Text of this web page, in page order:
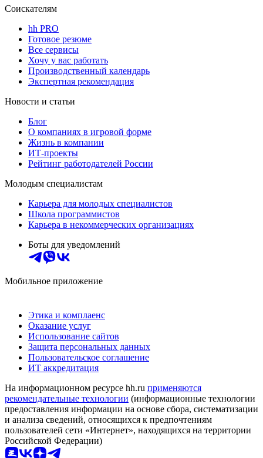
Соискателям
hh PRO
Готовое резюме
Все сервисы
Хочу у вас работать
Производственный календарь
Экспертная рекомендация
Новости и статьи
Блог
О компаниях в игровой форме
Жизнь в компании
ИТ-проекты
Рейтинг работодателей России
Молодым специалистам
Карьера для молодых специалистов
Школа программистов
Карьера в некоммерческих организациях
Боты для уведомлений
Мобильное приложение
Этика и комплаенс
Оказание услуг
Использование сайтов
Защита персональных данных
Пользовательское соглашение
ИТ аккредитация
На информационном ресурсе hh.ru применяются
рекомендательные технологии (информационные технологии
предоставления информации на основе сбора, систематизации
и анализа сведений, относящихся к предпочтениям
пользователей сети «Интернет», находящихся на территории
Российской Федерации)